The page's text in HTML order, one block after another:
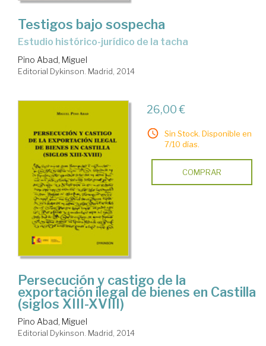
Testigos bajo sospecha
estudio histórico-jurídico de la tacha
Pino Abad, Miguel
Editorial Dykinson. Madrid, 2014
26,00 €
Sin Stock. Disponible en
7/10 días.
COMPRAR
Persecución y castigo de la
exportación ilegal de bienes en Castilla
(siglos XIII-XVIII)
Pino Abad, Miguel
Editorial Dykinson. Madrid, 2014